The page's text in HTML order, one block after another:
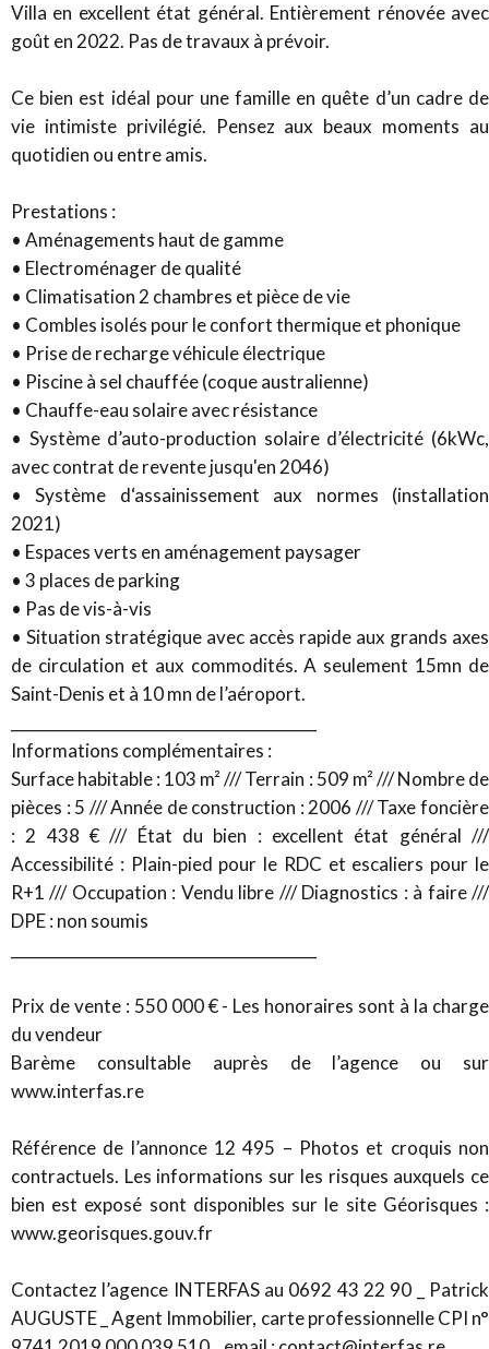
Villa en excellent état général. Entièrement rénovée avec
goût en 2022. Pas de travaux à prévoir.
Ce bien est idéal pour une famille en quête d’un cadre de
vie intimiste privilégié. Pensez aux beaux moments au
quotidien ou entre amis.
Prestations :
• Aménagements haut de gamme
• Electroménager de qualité
• Climatisation 2 chambres et pièce de vie
• Combles isolés pour le confort thermique et phonique
• Prise de recharge véhicule électrique
• Piscine à sel chauffée (coque australienne)
• Chauffe-eau solaire avec résistance
• Système d’auto-production solaire d’électricité (6kWc,
avec contrat de revente jusqu'en 2046)
• Système d‘assainissement aux normes (installation
2021)
• Espaces verts en aménagement paysager
• 3 places de parking
• Pas de vis-à-vis
• Situation stratégique avec accès rapide aux grands axes
de circulation et aux commodités. A seulement 15mn de
Saint-Denis et à 10 mn de l’aéroport.
Informations complémentaires :
Surface habitable : 103 m² /// Terrain : 509 m² /// Nombre de
pièces : 5 /// Année de construction : 2006 /// Taxe foncière
: 2 438 € /// État du bien : excellent état général ///
Accessibilité : Plain-pied pour le RDC et escaliers pour le
R+1 /// Occupation : Vendu libre /// Diagnostics : à faire ///
DPE : non soumis
Prix de vente : 550 000 € - Les honoraires sont à la charge
du vendeur
Barème consultable auprès de l’agence ou sur
www.interfas.re
Référence de l’annonce 12 495 – Photos et croquis non
contractuels. Les informations sur les risques auxquels ce
bien est exposé sont disponibles sur le site Géorisques :
www.georisques.gouv.fr
Contactez l’agence INTERFAS au 0692 43 22 90 _ Patrick
AUGUSTE _ Agent Immobilier, carte professionnelle CPI n°